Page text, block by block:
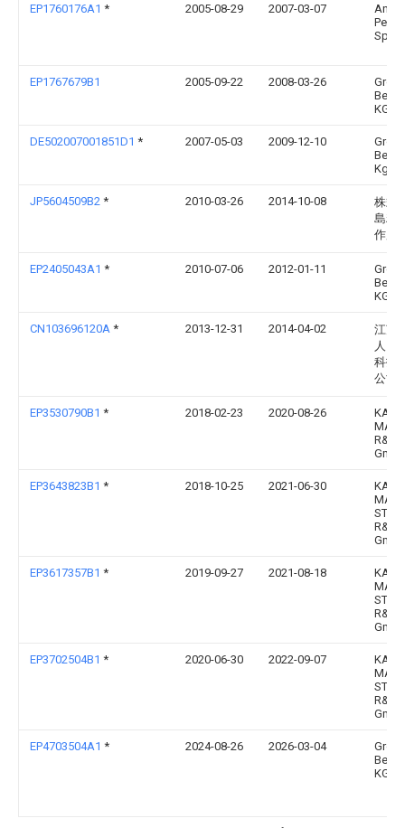
EP1760176A1 * 2005-08-29 2007-03-07
Anton
Percy
EP1767679B1 2005-09-22 2008-03-26
Groz-
KG
DE502007001851D1 * 2007-05-03 2009-12-10
Groz
Kg
JP5604509B2 * 2010-03-26 2014-10-08
株式
島精
作所
EP2405043A1 * 2010-07-06 2012-01-11
Groz-
KG
CN103696120A * 2013-12-31 2014-04-02
江苏
人自
科技
公司
EP3530790B1 * 2018-02-23 2020-08-26
KARL
R&D
EP3643823B1 * 2018-10-25 2021-06-30
KARL
R&D
EP3617357B1 * 2019-09-27 2021-08-18
KARL
R&D
EP3702504B1 * 2020-06-30 2022-09-07
KARL
R&D
EP4703504A1 * 2024-08-26 2026-03-04
Groz-
KG